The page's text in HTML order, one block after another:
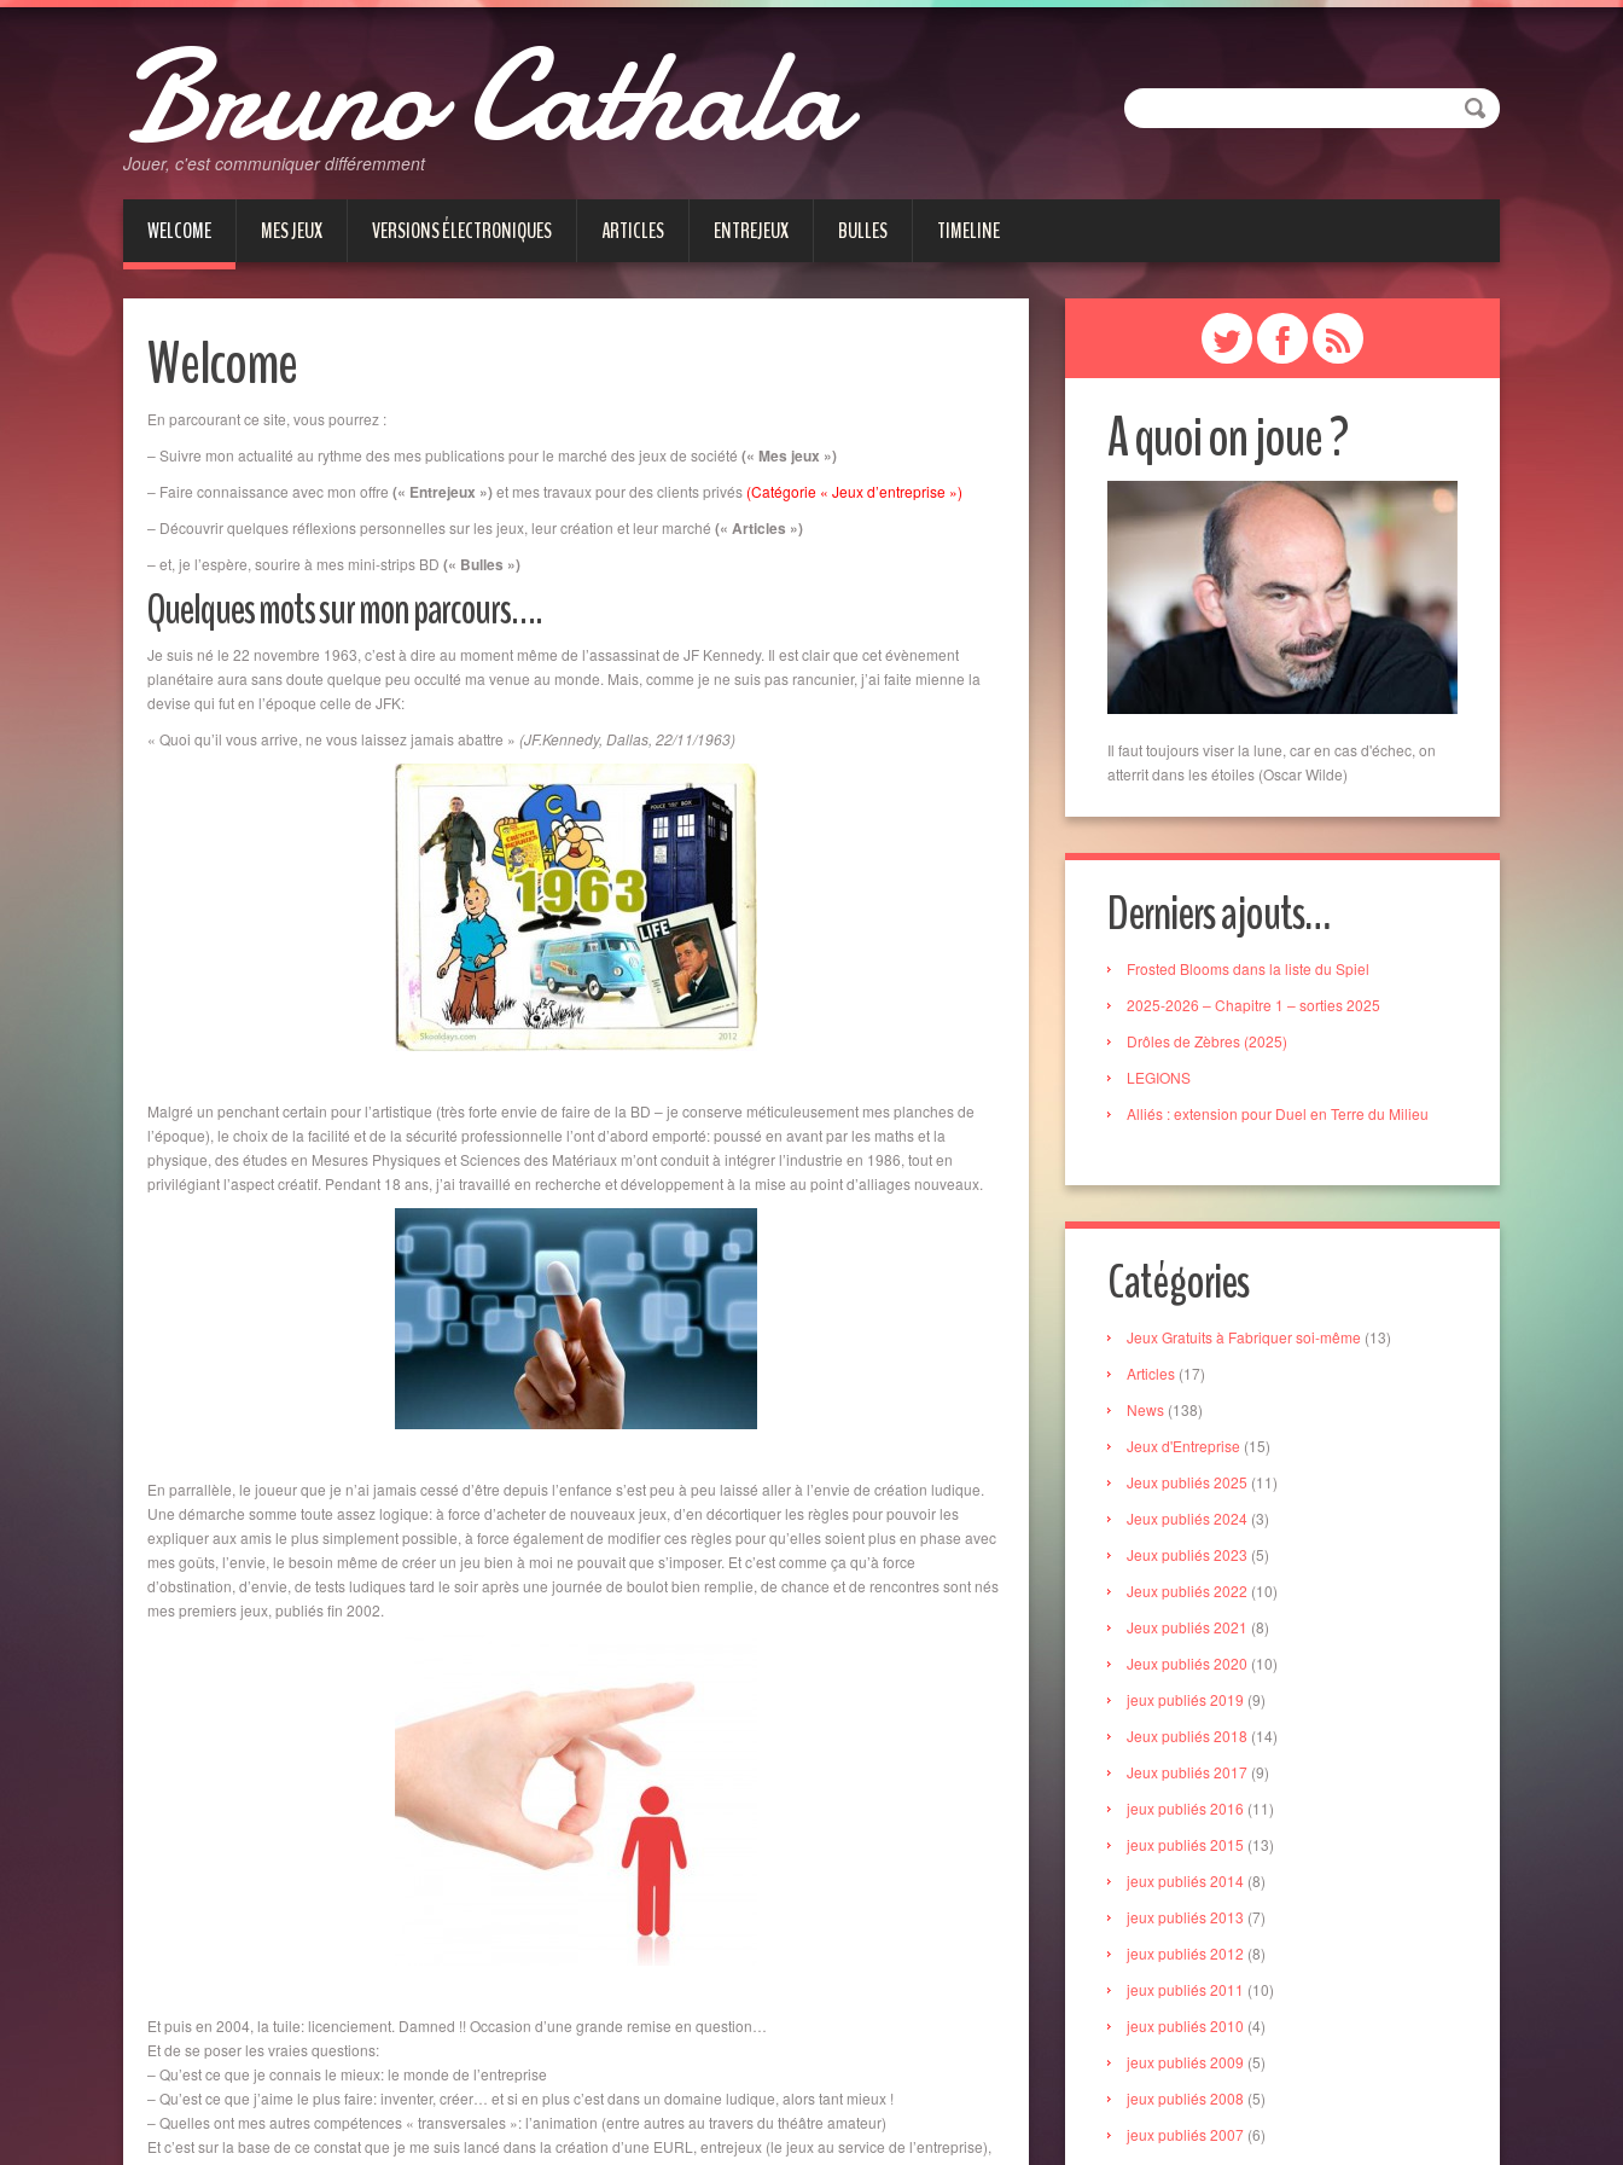
Bruno Cathala
Jouer, c'est communiquer différemment
WELCOME MES JEUX VERSIONS ÉLECTRONIQUES ARTICLES ENTREJEUX BULLES TIMELINE
Welcome
En parcourant ce site, vous pourrez :
– Suivre mon actualité au rythme des mes publications pour le marché des jeux de société (« Mes jeux »)
– Faire connaissance avec mon offre (« Entrejeux »)et mes travaux pour des clients privés (Catégorie « Jeux d’entreprise »)
– Découvrir quelques réflexions personnelles sur les jeux, leur création et leur marché (« Articles »)
– et, je l’espère, sourire à mes mini-strips BD (« Bulles »)
Quelques mots sur mon parcours….
Je suis né le 22 novembre 1963, c’est à dire au moment même de l’assassinat de JF Kennedy. Il est clair que cet évènement
planétaire aura sans doute quelque peu occulté ma venue au monde. Mais, comme je ne suis pas rancunier, j’ai faite mienne la
devise qui fut en l’époque celle de JFK:
« Quoi qu’il vous arrive, ne vous laissez jamais abattre » (JF.Kennedy, Dallas, 22/11/1963)
Malgré un penchant certain pour l’artistique (très forte envie de faire de la BD – je conserve méticuleusement mes planches de
l’époque), le choix de la facilité et de la sécurité professionnelle l’ont d’abord emporté: poussé en avant par les maths et la
physique, des études en Mesures Physiques et Sciences des Matériaux m’ont conduit à intégrer l’industrie en 1986, tout en
privilégiant l’aspect créatif. Pendant 18 ans, j’ai travaillé en recherche et développement à la mise au point d’alliages nouveaux.
En parrallèle, le joueur que je n’ai jamais cessé d’être depuis l’enfance s’est peu à peu laissé aller à l’envie de création ludique.
Une démarche somme toute assez logique: à force d’acheter de nouveaux jeux, d’en décortiquer les règles pour pouvoir les
expliquer aux amis le plus simplement possible, à force également de modifier ces règles pour qu’elles soient plus en phase avec
mes goûts, l’envie, le besoin même de créer un jeu bien à moi ne pouvait que s’imposer. Et c’est comme ça qu’à force
d’obstination, d’envie, de tests ludiques tard le soir après une journée de boulot bien remplie, de chance et de rencontres sont nés
mes premiers jeux, publiés fin 2002.
Et puis en 2004, la tuile: licenciement. Damned !! Occasion d’une grande remise en question…
Et de se poser les vraies questions:
– Qu’est ce que je connais le mieux: le monde de l’entreprise
– Qu’est ce que j’aime le plus faire: inventer, créer… et si en plus c’est dans un domaine ludique, alors tant mieux !
– Quelles ont mes autres compétences « transversales »: l’animation (entre autres au travers du théâtre amateur)
Et c’est sur la base de ce constat que je me suis lancé dans la création d’une EURL, entrejeux (le jeux au service de l’entreprise),
A quoi on joue ?
Il faut toujours viser la lune, car en cas d'échec, on
atterrit dans les étoiles (Oscar Wilde)
Derniers ajouts…
Frosted Blooms dans la liste du Spiel
2025-2026 – Chapitre 1 – sorties 2025
Drôles de Zèbres (2025)
LEGIONS
Alliés : extension pour Duel en Terre du Milieu
Catégories
Jeux Gratuits à Fabriquer soi-même (13)
Articles (17)
News (138)
Jeux d'Entreprise (15)
Jeux publiés 2025 (11)
Jeux publiés 2024 (3)
Jeux publiés 2023 (5)
Jeux publiés 2022 (10)
Jeux publiés 2021 (8)
Jeux publiés 2020 (10)
jeux publiés 2019 (9)
Jeux publiés 2018 (14)
Jeux publiés 2017 (9)
jeux publiés 2016 (11)
jeux publiés 2015 (13)
jeux publiés 2014 (8)
jeux publiés 2013 (7)
jeux publiés 2012 (8)
jeux publiés 2011 (10)
jeux publiés 2010 (4)
jeux publiés 2009 (5)
jeux publiés 2008 (5)
jeux publiés 2007 (6)